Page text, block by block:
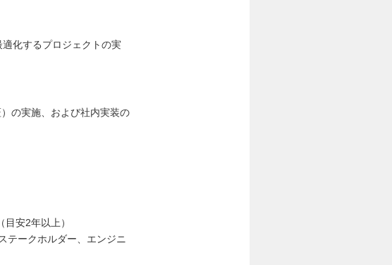
化するプロジェクトの実
の実施、および社内実装の
安2年以上）
テークホルダー、エンジニ